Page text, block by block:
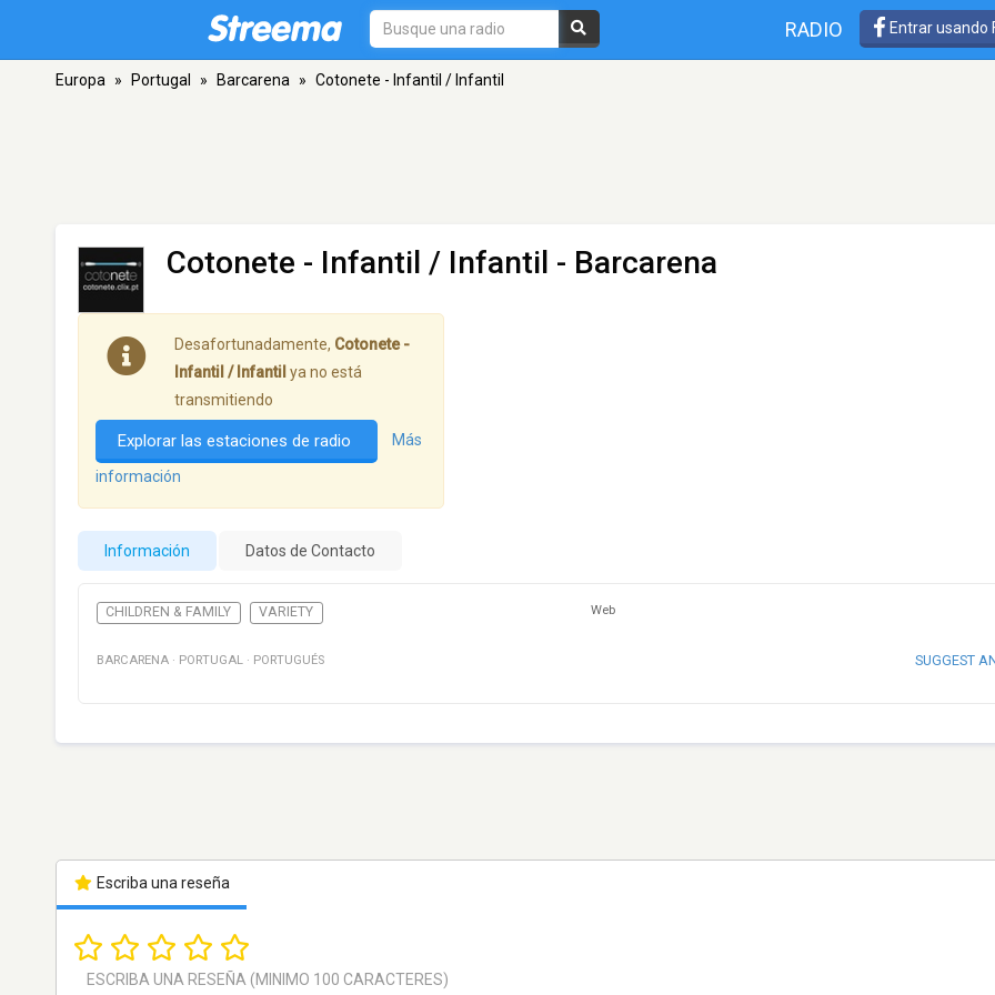
RADIO Entrar usando
Europa » Portugal » Barcarena » Cotonete - Infantil / Infantil
Cotonete - Infantil / Infantil - Barcarena
Desafortunadamente, Cotonete -
Infantil / Infantil ya no está
transmitiendo
Explorar las estaciones de radio Más
información
Información Datos de Contacto
CHILDREN & FAMILY VARIETY Web
BARCARENA · PORTUGAL · PORTUGUÉS SUGGEST
Escriba una reseña